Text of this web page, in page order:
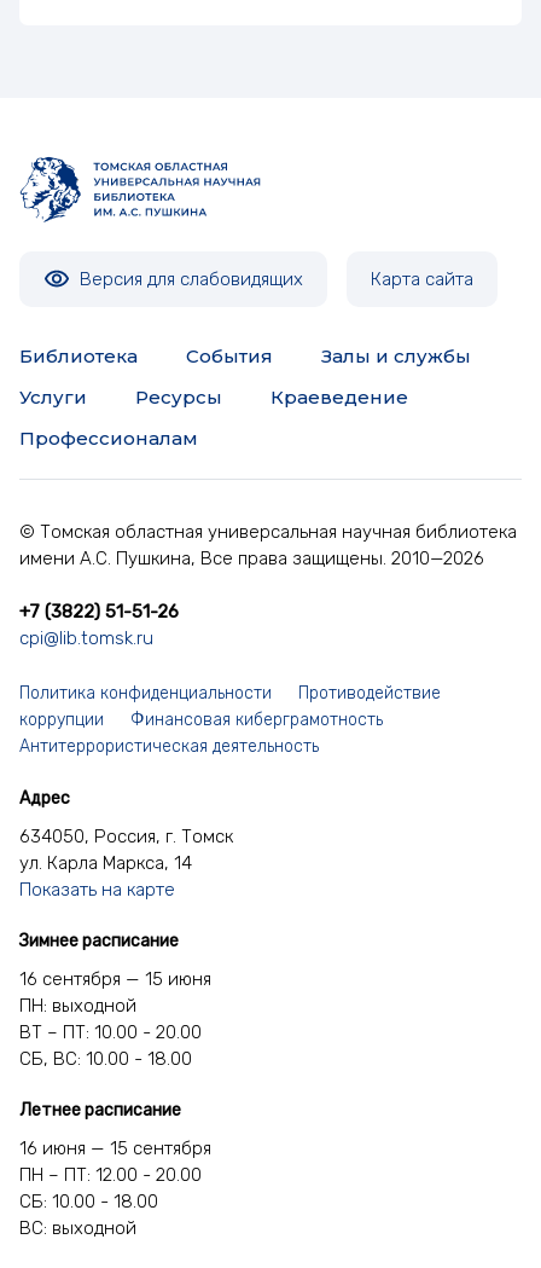
Версия для слабовидящих Карта сайта
Библиотека События
Залы и службы
Услуги
Ресурсы
Краеведение
Профессионалам
© Томская областная универсальная научная библиотека
имени А.С. Пушкина, Все права защищены. 2010—2026
+7 (3822) 51-51-26
cpi@lib.tomsk.ru
Политика конфиденциальности
Противодействие
коррупции
Финансовая киберграмотность
Антитеррористическая деятельность
Адрес
634050, Россия, г. Томск
ул. Карла Маркса, 14
Показать на карте
Зимнее расписание
16 сентября — 15 июня
ПН: выходной
ВТ – ПТ: 10.00 - 20.00
СБ, ВС: 10.00 - 18.00
Летнее расписание
16 июня — 15 сентября
ПН – ПТ: 12.00 - 20.00
СБ: 10.00 - 18.00
ВС: выходной